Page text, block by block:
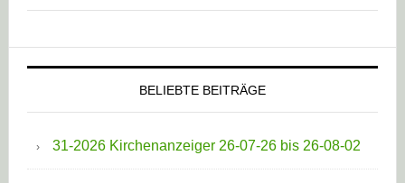
BELIEBTE BEITRÄGE
31-2026 Kirchenanzeiger 26-07-26 bis 26-08-02